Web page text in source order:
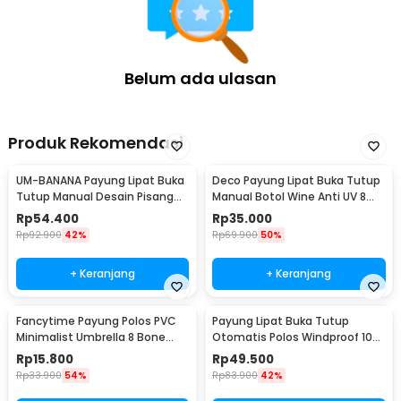
Belum ada ulasan
Produk Rekomendasi
UM-BANANA Payung Lipat Buka
Tutup Manual Desain Pisang
Umbrella 88cm - UME0007
Rp54.400
Rp92.900 42%
+ Keranjang
Deco Payung Lipat Buka Tutup
Manual Botol Wine Anti UV 8
Bone 97cm - YS06
Rp35.000
Rp69.900 50%
+ Keranjang
Fancytime Payung Polos PVC
Minimalist Umbrella 8 Bone
90cm - P075
Rp15.800
Rp33.900 54%
Payung Lipat Buka Tutup
Otomatis Polos Windproof 10
Bone 105cm - CJZ13
Rp49.500
Rp83.900 42%